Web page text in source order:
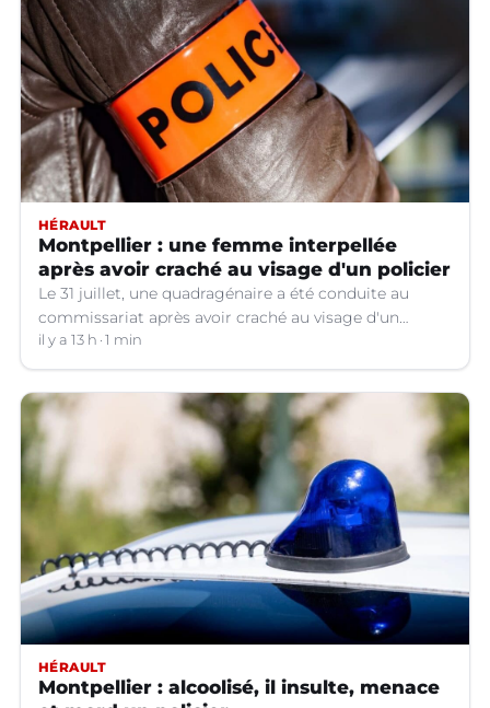
HÉRAULT
Montpellier : une femme interpellée
après avoir craché au visage d'un policier
Le 31 juillet, une quadragénaire a été conduite au
commissariat après avoir craché au visage d'un
policier. Son procès a été renvoyé au 12 octobre
prochain. Dans l'attente, elle a été placée en détention
provisoire.
il y a 13 h 1 min
HÉRAULT
Montpellier : alcoolisé, il insulte, menace